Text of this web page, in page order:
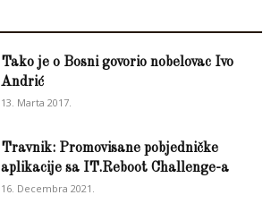
Tako je o Bosni govorio nobelovac Ivo
Andrić
13. Marta 2017.
Travnik: Promovisane pobjedničke
aplikacije sa IT.Reboot Challenge-a
16. Decembra 2021.